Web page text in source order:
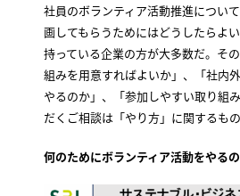
社員のボランティア活動推進につい
画してもらうためにはどうしたらよ
持っている企業の方が大多数だ。そ
組みを用意すればよいか」、「社内
やるのか」、「参加しやすい取り組
だくご相談は「やり方」に関するも
何のためにボランティア活動をやる